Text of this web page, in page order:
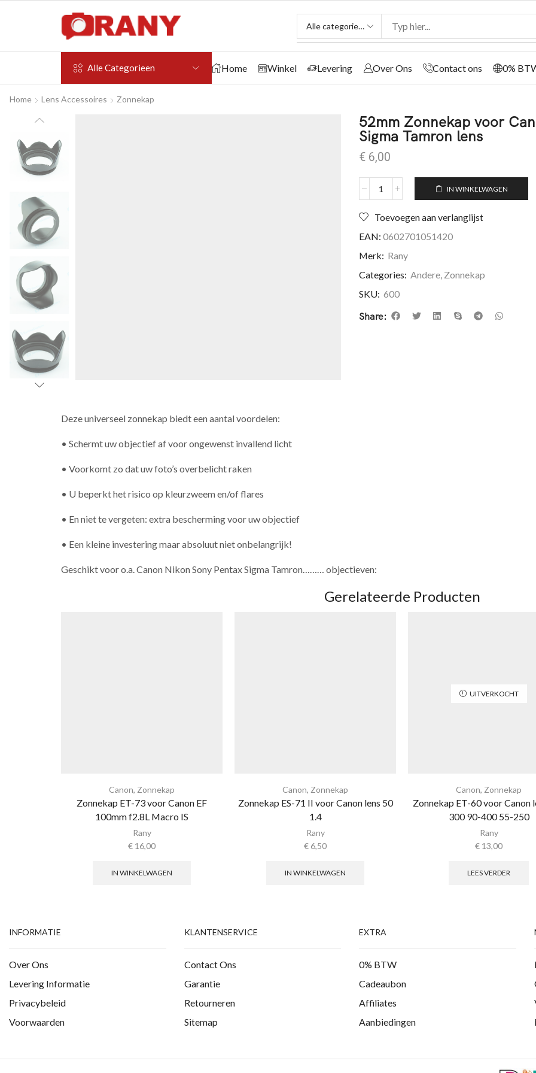
Alle Categorieen Home Winkel Levering Over Ons Contact ons 0%
Home Lens Accessoires Zonnekap
52mm Zonnekap voor
Sigma Tamron lens
€ 6,00
IN WINKELWAGEN
Toevoegen aan verlanglijst
EAN: 0602701051420
Merk: Rany
Categories: Andere, Zonnekap
SKU: 600
Share:
Deze universeel zonnekap biedt een aantal voordelen:
• Schermt uw objectief af voor ongewenst invallend licht
• Voorkomt zo dat uw foto’s overbelicht raken
• U beperkt het risico op kleurzweem en/of flares
• En niet te vergeten: extra bescherming voor uw objectief
• Een kleine investering maar absoluut niet onbelangrijk!
Geschikt voor o.a. Canon Nikon Sony Pentax Sigma Tamron……… objectieven:
Gerelateerde Producten
Canon, Zonnekap
Zonnekap ET-73 voor Canon EF
100mm f2.8L Macro IS
Rany
€ 16,00
IN WINKELWAGEN
Canon, Zonnekap
Zonnekap ES-71 II voor Canon lens 50
1.4
Rany
€6,50
IN WINKELWAGEN
UITVERKOCHT
Canon, Zonnekap
Zonnekap ET-60 voor Canon
300 90-400 55-250
Rany
€ 13,00
LEES VERDER
INFORMATIE
Over Ons
Levering Informatie
Privacybeleid
Voorwaarden
KLANTENSERVICE
Contact Ons
Garantie
Retourneren
Sitemap
EXTRA
0% BTW
Cadeaubon
Affiliates
Aanbiedingen